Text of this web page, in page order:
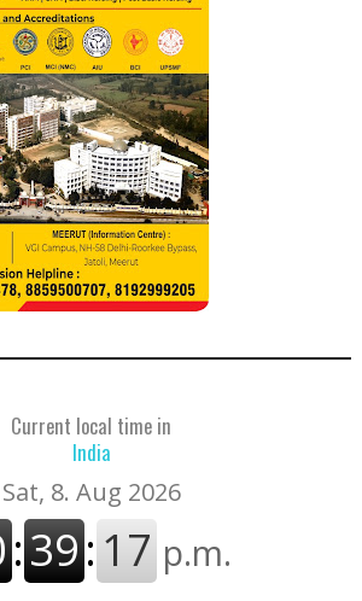
Current local time in
India